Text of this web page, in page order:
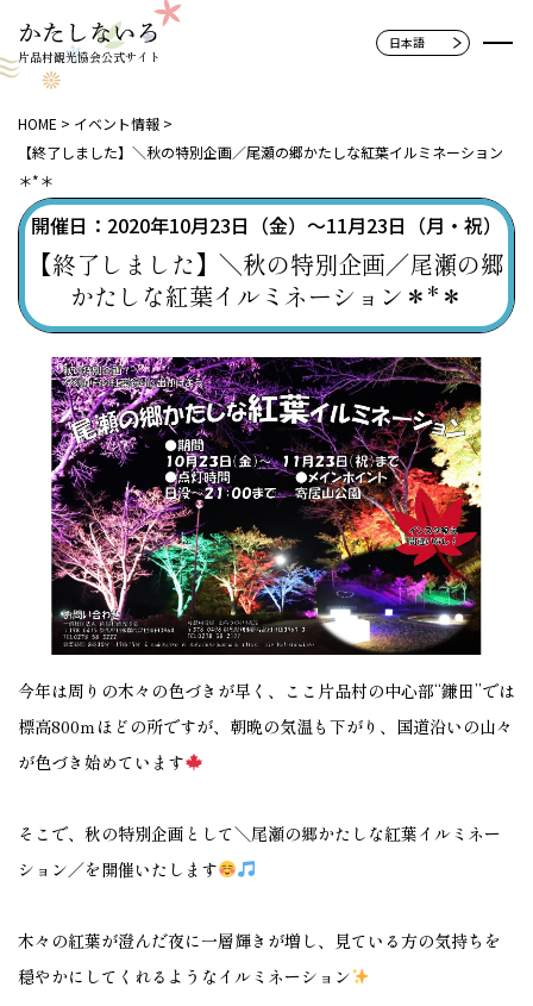
片品村観光協会公式サイト
HOME
イベント情報
【終了しました】＼秋の特別企画／尾瀬の郷かたしな紅葉イルミネーション
＊*＊
開催日：2020年10月23日（金）～11月23日（月・祝）
【終了しました】＼秋の特別企画／尾瀬の郷
かたしな紅葉イルミネーション＊*＊
今年は周りの木々の色づきが早く、ここ片品村の中心部“鎌田”では
標高800ｍほどの所ですが、朝晩の気温も下がり、国道沿いの山々
が色づき始めています
そこで、秋の特別企画として＼尾瀬の郷かたしな紅葉イルミネー
ション／を開催いたします
木々の紅葉が澄んだ夜に一層輝きが増し、見ている方の気持ちを
穏やかにしてくれるようなイルミネーション